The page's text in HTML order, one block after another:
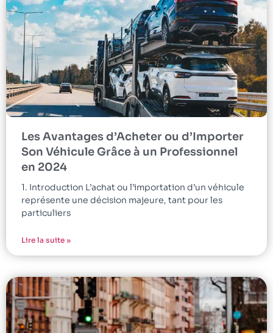
Les Avantages d’Acheter ou d’Importer
Son Véhicule Grâce à un Professionnel
en 2024
1. Introduction L’achat ou l’importation d’un véhicule
représente une décision majeure, tant pour les
particuliers
Lire la suite »